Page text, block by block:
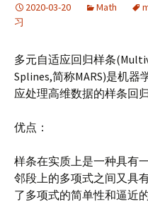
2020-03-20 Math
习
多元自适应回归样条
Splines,简称MARS)是机
应处理高维数据的样条回归
优点：
样条在实质上是一种具有
邻段上的多项式之间又具
了多项式的简单性和逼近